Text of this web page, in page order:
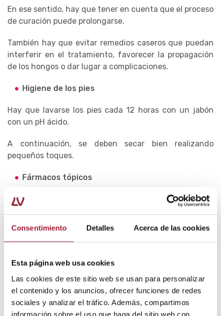
Consentimiento Detalles Acerca de las cookies
Esta página web usa cookies
Las cookies de este sitio web se usan para personalizar
el contenido y los anuncios, ofrecer funciones de redes
sociales y analizar el tráfico. Además, compartimos
información sobre el uso que haga del sitio web con
En ese sentido, hay que tener en cuenta que el proceso
de curación puede prolongarse.
También hay que evitar remedios caseros que puedan
interferir en el tratamiento, favorecer la propagación
de los hongos o dar lugar a complicaciones.
Higiene de los pies
Hay que lavarse los pies cada 12 horas con un jabón
con un pH ácido.
A continuación, se deben secar bien realizando
pequeños toques.
Fármacos tópicos
Después de la higiene de pies, hay que aplicar el
En ese sentido, los medicamentos antifúngicos tópicos
son la primera opción terapéutica.
Entre los principios activos más utilizados destacan el
bifonazol, el clotrimazol y la terbinafina.
Estos suelen presentarse en formato crema, loción,
aerosol o polvos.